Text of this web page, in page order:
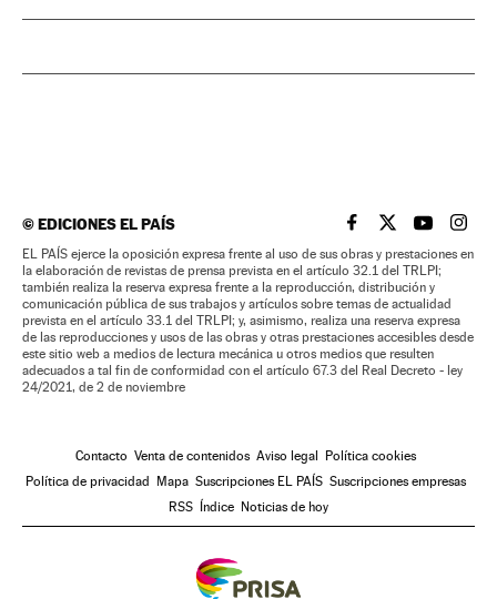
©EDICIONES EL PAÍS EL PAÍS BRASIL EN
EL PAÍSEL PAÍS
EL
EL PAÍS ejerce la oposición expresa frente al uso de sus obras y prestaciones en
la elaboración de revistas de prensa prevista en el artículo 32.1 del TRLPI;
también realiza la reserva expresa frente a la reproducción, distribución y
comunicación pública de sus trabajos y artículos sobre temas de actualidad
prevista en el artículo 33.1 del TRLPI; y, asimismo, realiza una reserva expresa
de las reproducciones y usos de las obras y otras prestaciones accesibles desde
este sitio web a medios de lectura mecánica u otros medios que resulten
adecuados a tal fin de conformidad con el artículo 67.3 del Real Decreto - ley
24/2021, de 2 de noviembre
Contacto Venta de contenidos Aviso legal Política cookies
Política de privacidad Mapa Suscripciones EL PAÍS Suscripciones empresas
RSS Índice Noticias de hoy